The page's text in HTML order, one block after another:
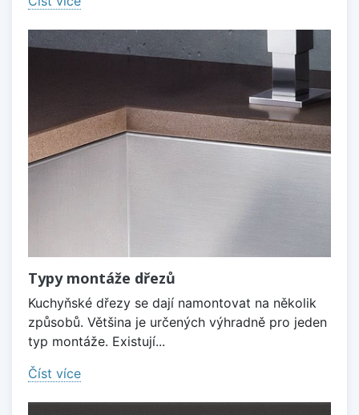
Typy montáže dřezů
Kuchyňské dřezy se dají namontovat na několik
způsobů. Většina je určených výhradně pro jeden
typ montáže. Existují...
Číst více